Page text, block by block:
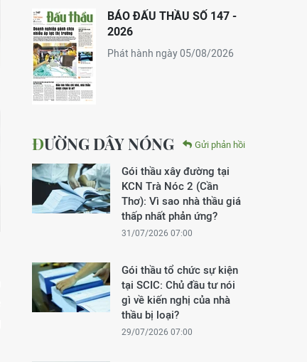
BÁO ĐẤU THẦU SỐ 147 -
2026
Phát hành ngày 05/08/2026
ĐƯỜNG DÂY NÓNG Gửi phản hồi
Gói thầu xây đường tại
KCN Trà Nóc 2 (Cần
Thơ): Vì sao nhà thầu giá
thấp nhất phản ứng?
31/07/2026 07:00
Gói thầu tổ chức sự kiện
tại SCIC: Chủ đầu tư nói
gì về kiến nghị của nhà
thầu bị loại?
29/07/2026 07:00